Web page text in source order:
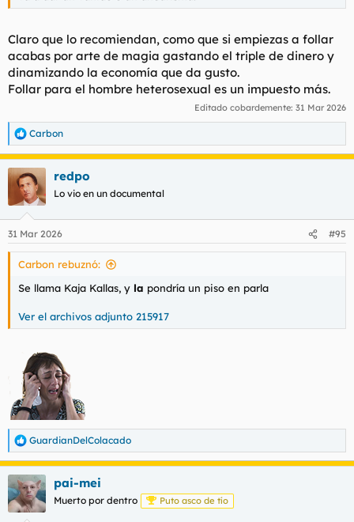
Claro que lo recomiendan, como que si empiezas a follar
acabas por arte de magia gastando el triple de dinero y
dinamizando la economía que da gusto.
Follar para el hombre heterosexual es un impuesto más.
Editado cobardemente: 31 Mar 2026
R
e
a
c
c
i
e
s
Carbon
redpo
Lo vio en un documental
31 Mar 2026 #95
Carbon rebuznó:
Se llama Kaja Kallas, y la pondría un piso en parla
Ver el archivos adjunto 215917
R
e
a
c
c
i
GuardianDelColacado
pai-mei
Muerto por dentro Puto asco de tío